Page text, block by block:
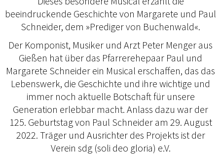
beeindruckende Geschichte von Margarete und Paul
Schneider, dem »Prediger von Buchenwald«.
Der Komponist, Musiker und Arzt Peter Menger aus
Gießen hat über das Pfarrerehepaar Paul und
Margarete Schneider ein Musical erschaffen, das das
Lebenswerk, die Geschichte und ihre wichtige und
immer noch aktuelle Botschaft für unsere
Generation erlebbar macht. Anlass dazu war der
125. Geburtstag von Paul Schneider am 29. August
2022. Träger und Ausrichter des Projekts ist der
Verein sdg (soli deo gloria) e.V.